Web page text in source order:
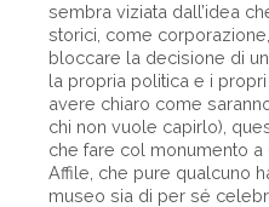
sembra viziata dall’idea
storici, come
bloccare la decisione di
la propria politica e i
avere chiaro come
chi non vuole capirlo),
che fare col monumento a
Affile, che pure qualcuno
museo sia di per sé